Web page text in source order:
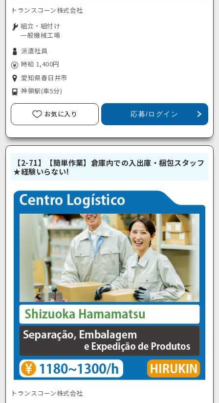
トランスコーン株式会社
組立・組付け
一般機械工場
派遣社員
時給 1,400円
愛知県春日井市
神領駅(車5分)
お気に入り 応募/ログイン
【2-71】【簡単作業】倉庫内での入出庫・梱包スタッフ
★経験いらない!
トランスコーン株式会社